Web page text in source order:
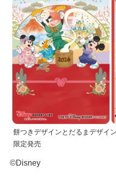
餅つきデザインとだるまデザイ
限定発売
©Disney